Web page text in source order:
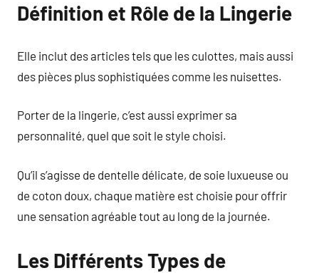
Définition et Rôle de la Lingerie
Elle inclut des articles tels que les culottes, mais aussi
des pièces plus sophistiquées comme les nuisettes.
Porter de la lingerie, c’est aussi exprimer sa
personnalité, quel que soit le style choisi.
Qu’il s’agisse de dentelle délicate, de soie luxueuse ou
de coton doux, chaque matière est choisie pour offrir
une sensation agréable tout au long de la journée.
Les Différents Types de